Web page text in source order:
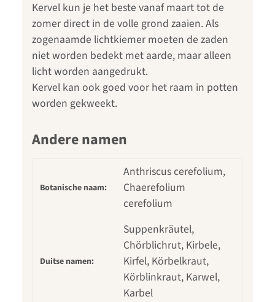
Kervel kun je het beste vanaf maart tot de
zomer direct in de volle grond zaaien. Als
zogenaamde lichtkiemer moeten de zaden
niet worden bedekt met aarde, maar alleen
licht worden aangedrukt.
Kervel kan ook goed voor het raam in potten
worden gekweekt.
Andere namen
Botanische naam:
Anthriscus cerefolium,
Chaerefolium
cerefolium
Duitse namen:
Suppenkräutel,
Chörblichrut, Kirbele,
Kirfel, Körbelkraut,
Körblinkraut, Karwel,
Karbel